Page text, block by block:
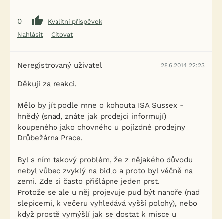
0
Kvalitní příspěvek
Nahlásit
Citovat
Neregistrovaný uživatel 28.6.2014 22:23
Děkuji za reakci.
Mělo by jít podle mne o kohouta ISA Sussex -
hnědý (snad, znáte jak prodejci informují)
koupeného jako chovného u pojízdné prodejny
Drůbežárna Prace.
Byl s ním takový problém, že z nějakého důvodu
nebyl vůbec zvyklý na bidlo a proto byl věčně na
zemi. Zde si často přišlápne jeden prst.
Protože se ale u něj projevuje pud být nahoře (nad
slepicemi, k večeru vyhledává vyšší polohy), nebo
když prostě vymýšlí jak se dostat k misce u